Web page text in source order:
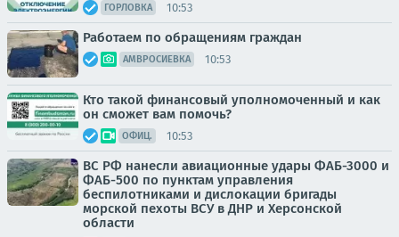
ГОРЛОВКА 10:53
Работаем по обращениям граждан
АМВРОСИЕВКА 10:53
Кто такой финансовый уполномоченный и как
он сможет вам помочь?
ОФИЦ. 10:53
ВС РФ нанесли авиационные удары ФАБ-3000 и
ФАБ-500 по пунктам управления
беспилотниками и дислокации бригады
морской пехоты ВСУ в ДНР и Херсонской
области